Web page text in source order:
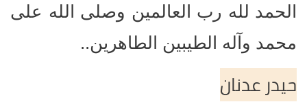
الحمد لله رب العالمين وصلى الله على
محمد وآله الطيبين الطاهرين..
حيدر عدنان